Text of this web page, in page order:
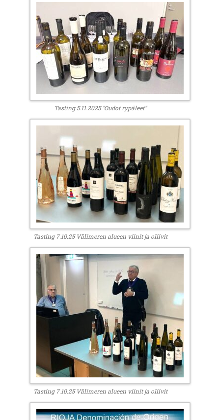
Tasting 5.11.2025 ”Oudot rypäleet”
Tasting 7.10.25 Välimeren alueen viinit ja oliivit
Tasting 7.10.25 Välimeren alueen viinit ja oliivit